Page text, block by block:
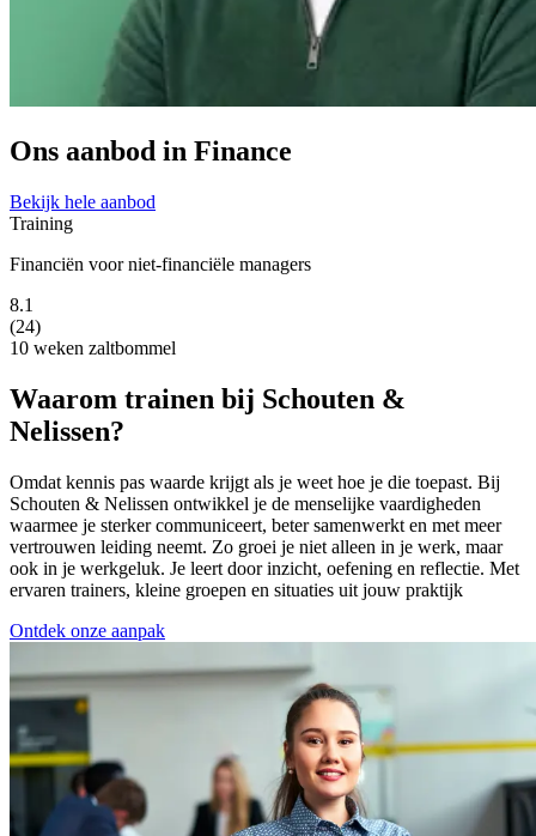
Ons aanbod in Finance
Bekijk hele aanbod
Training
Financiën voor niet-financiële managers
8.1
(24)
10 weken zaltbommel
Waarom trainen bij Schouten &
Nelissen?
Omdat kennis pas waarde krijgt als je weet hoe je die toepast. Bij
Schouten & Nelissen ontwikkel je de menselijke vaardigheden
waarmee je sterker communiceert, beter samenwerkt en met meer
vertrouwen leiding neemt. Zo groei je niet alleen in je werk, maar
ook in je werkgeluk. Je leert door inzicht, oefening en reflectie. Met
ervaren trainers, kleine groepen en situaties uit jouw praktijk
Ontdek onze aanpak